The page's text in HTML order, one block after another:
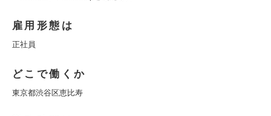
雇用形態は
正社員
どこで働くか
東京都渋谷区恵比寿